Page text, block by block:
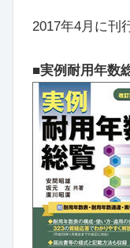
2017年4月に刊
■実例耐用年数